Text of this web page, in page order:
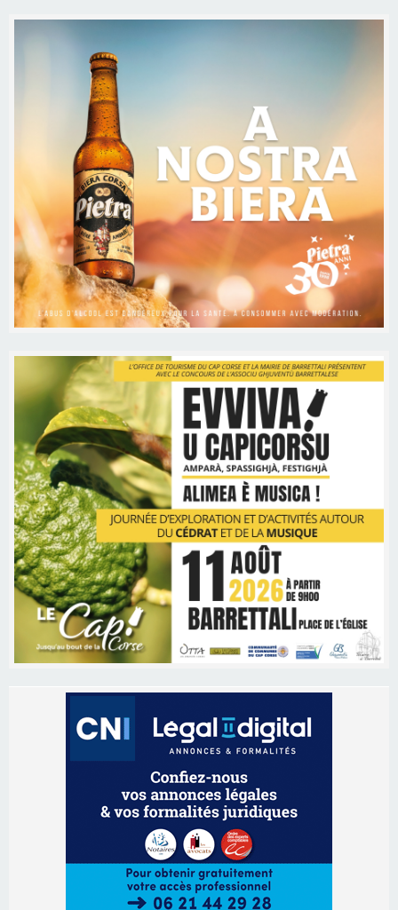
Les brèves
Festa di l’Associi Curtinesi le 13 septembre
Ucciani – Marché des producteurs à Cruculi le